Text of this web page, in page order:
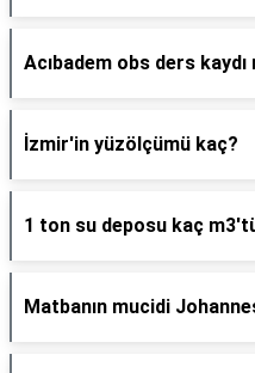
Acıbadem obs ders kaydı
İzmir'in yüzölçümü kaç?
1 ton su deposu kaç
Matbanın mucidi